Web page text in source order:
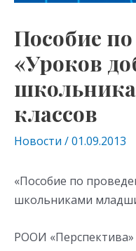
Пособие
«Уроков
классов
Новости /01.09.2013
«Пособие по
школьниками
РООИ «Перспектива»